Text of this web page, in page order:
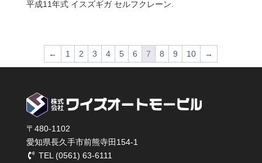
平成11年式 イスズギガ セルフクレーン.
← 1 2 3 4 5 6 7 8 9 10 →
〒480-1102
愛知県長久手市前熊寺田154-1
TEL (0561) 63-6111